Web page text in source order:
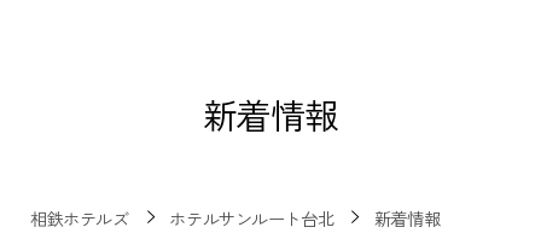
新着情報
相鉄ホテルズ ホテルサンルート台北 新着情報